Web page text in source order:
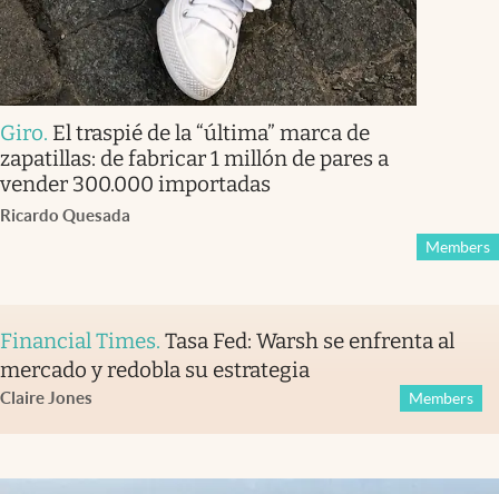
Giro. El traspié de la “última” marca de
zapatillas: de fabricar 1 millón de pares a
vender 300.000 importadas
Ricardo Quesada
Members
Financial Times. Tasa Fed: Warsh se enfrenta al
mercado y redobla su estrategia
Claire Jones Members